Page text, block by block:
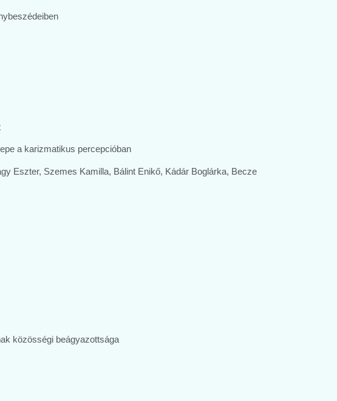
a karizmatikus percepcióban
Eszter, Szemes Kamilla, Bálint Enikő, Kádár Boglárka, Becze
közösségi beágyazottsága